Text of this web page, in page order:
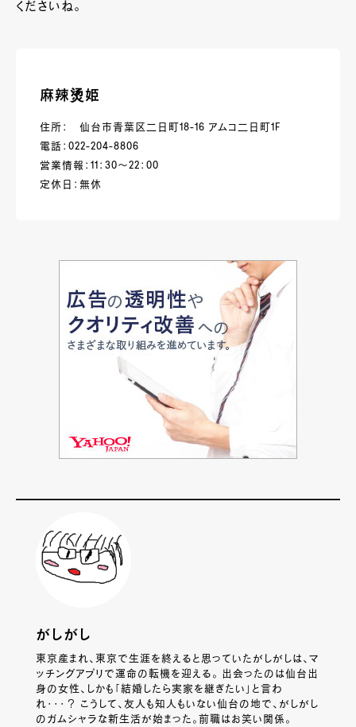
くださいね。
麻辣烫姫
住所： 仙台市青葉区二日町18-16 アムコ二日町1F
電話：022-204-8806
営業情報：11：30～22：00
定休日：無休
がしがし
東京産まれ、東京で生涯を終えると思っていたがしがしは、マ
ッチングアプリで運命の転機を迎える。 出会ったのは仙台出
身の女性、しかも「結婚したら実家を継ぎたい」と言わ
れ・・・？ こうして、友人も知人もいない仙台の地で、がしがし
のガムシャラな新生活が始まった。前職はお笑い関係。